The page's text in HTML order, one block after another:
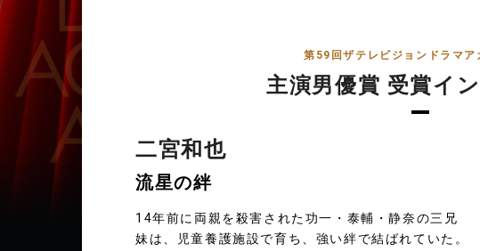
第59回ザテレビジョンドラマア
主演男優賞 受賞イ
二宮和也
流星の絆
14年前に両親を殺害された功一・泰輔・静奈の三兄
妹は、児童養護施設で育ち、強い絆で結ばれていた。